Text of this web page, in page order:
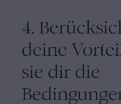
4.
deine
sie dir die